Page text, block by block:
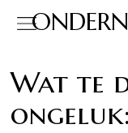
Wat te